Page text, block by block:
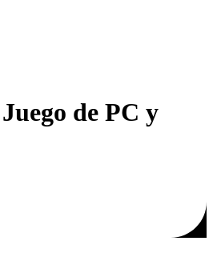
de PC y